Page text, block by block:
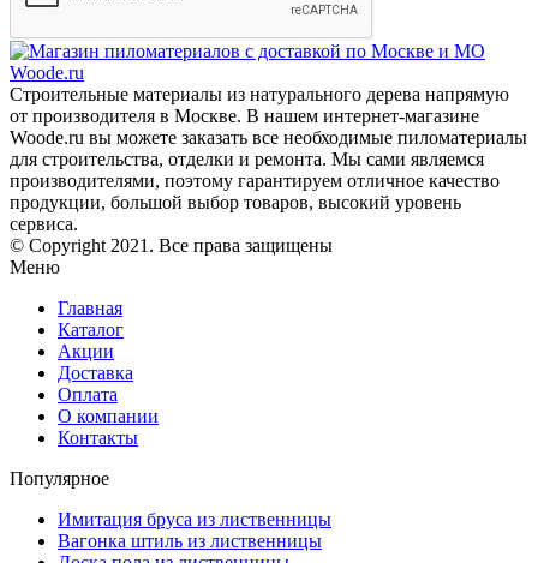
Строительные материалы из натурального дерева напрямую
от производителя в Москве. В нашем интернет-магазине
Woode.ru вы можете заказать все необходимые пиломатериалы
для строительства, отделки и ремонта. Мы сами являемся
производителями, поэтому гарантируем отличное качество
продукции, большой выбор товаров, высокий уровень
сервиса.
© Copyright 2021. Все права защищены
Меню
Главная
Каталог
Акции
Доставка
Оплата
О компании
Контакты
Популярное
Имитация бруса из лиственницы
Вагонка штиль из лиственницы